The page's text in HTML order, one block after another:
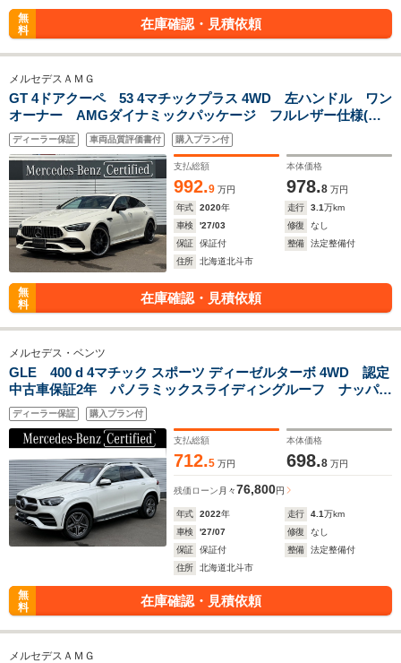
無
料
在庫確認・見積依頼
メルセデスＡＭＧ
GT 4ドアクーペ 53 4マチックプラス 4WD 左ハンドル ワン
オーナー AMGダイナミックパッケージ フルレザー仕様(マ
キアートベージュ) マルチコントロールシートバック ガラス
スライディングルーフ
ディーラー保証 車両品質評価書付 購入プラン付
支払総額
992.9 万円
本体価格
978.8 万円
年式
2020年 走行 3.1万km
車検
'27/03 修復
なし
保証
保証付 整備
法定整備付
住所
北海道北斗市
無
料
在庫確認・見積依頼
メルセデス・ベンツ
GLE 400 d 4マチック スポーツ ディーゼルターボ 4WD 認定
中古車保証2年 パノラミックスライディングルーフ ナッパレ
ザー Burmesterサラウンド ベンチレーション ヘッドアッ
プディスプレイ エアバランスパッケージ 純正ドライブレコ
ーダー
ディーラー保証 購入プラン付
支払総額
712.5 万円
本体価格
698.8 万円
残価ローン 月々76,800円
年式 2022年 走行 4.1万km
車検
'27/07 修復
なし
保証
保証付 整備
法定整備付
住所
北海道北斗市
無
料
在庫確認・見積依頼
メルセデスＡＭＧ